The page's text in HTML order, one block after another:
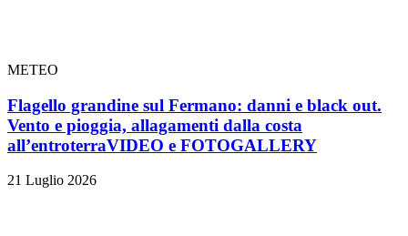
METEO
Flagello grandine sul Fermano: danni e black out.
Vento e pioggia, allagamenti dalla costa
all’entroterraVIDEO e FOTOGALLERY
21 Luglio 2026